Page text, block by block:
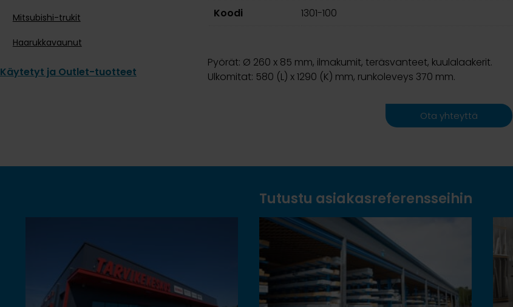
Mitsubishi-trukit
Haarukkavaunut
Käytetyt ja Outlet-tuotteet
Koodi 1301-100
Pyörät: Ø 260 x 85 mm, ilmakumit, teräsvanteet, kuulalaakerit.
Ulkomitat: 580 (L) x 1290 (K) mm, runkoleveys 370 mm.
Ota yhteyttä
Tutustu asiakasreferensseihin